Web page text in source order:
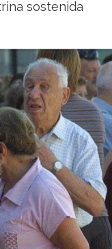
sostenida